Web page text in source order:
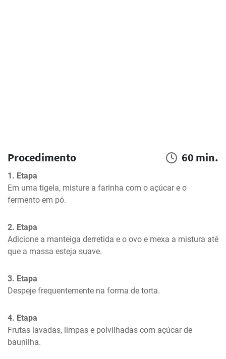
Procedimento 60 min.
1. Etapa
Em uma tigela, misture a farinha com o açúcar e o
fermento em pó.
2. Etapa
Adicione a manteiga derretida e o ovo e mexa a mistura até
que a massa esteja suave.
3. Etapa
Despeje frequentemente na forma de torta.
4. Etapa
Frutas lavadas, limpas e polvilhadas com açúcar de
baunilha.